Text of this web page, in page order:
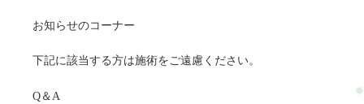
お知らせのコーナー
下記に該当する方は施術をご遠慮ください。
Q＆A